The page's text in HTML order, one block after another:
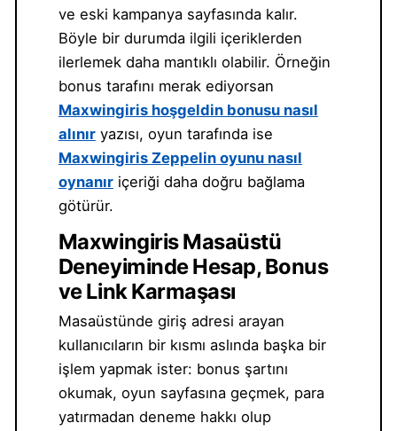
ve eski kampanya sayfasında kalır.
Böyle bir durumda ilgili içeriklerden
ilerlemek daha mantıklı olabilir. Örneğin
bonus tarafını merak ediyorsan
Maxwingiris hoşgeldin bonusu nasıl
alınıryazısı, oyun tarafında ise
Maxwingiris Zeppelin oyunu nasıl
oynanıriçeriği daha doğru bağlama
götürür.
Maxwingiris Masaüstü
Deneyiminde Hesap, Bonus
ve Link Karmaşası
Masaüstünde giriş adresi arayan
kullanıcıların bir kısmı aslında başka bir
işlem yapmak ister: bonus şartını
okumak, oyun sayfasına geçmek, para
yatırmadan deneme hakkı olup